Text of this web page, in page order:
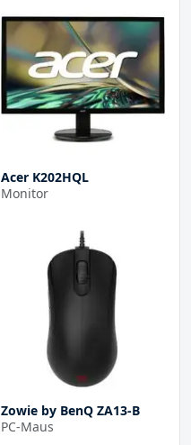
Acer K202HQL
Monitor
Zowie by BenQ ZA13-B
PC-Maus